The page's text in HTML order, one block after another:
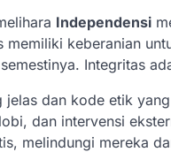
Independensi
memiliki keberanian
Integritas
jelas dan kode etik
dan intervensi
melindungi mereka